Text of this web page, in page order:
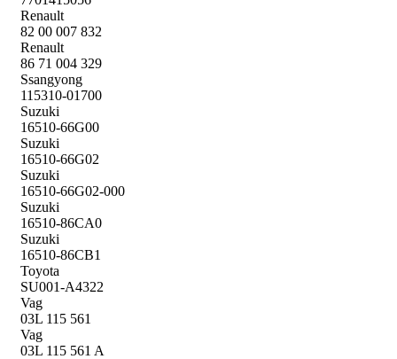
Renault
82 00 007 832
Renault
86 71 004 329
Ssangyong
115310-01700
Suzuki
16510-66G00
Suzuki
16510-66G02
Suzuki
16510-66G02-000
Suzuki
16510-86CA0
Suzuki
16510-86CB1
Toyota
SU001-A4322
Vag
03L 115 561
Vag
03L 115 561 A